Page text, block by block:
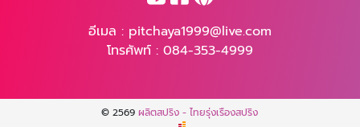
อีเมล : pitchaya1999@live.com
โทรศัพท์ : 084-353-4999
© 2569ผลิตสปริง - ไทยรุ่งเรืองสปริง